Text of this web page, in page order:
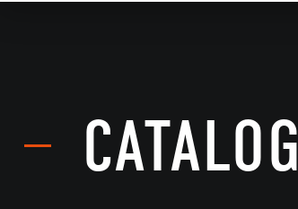
CATALOG